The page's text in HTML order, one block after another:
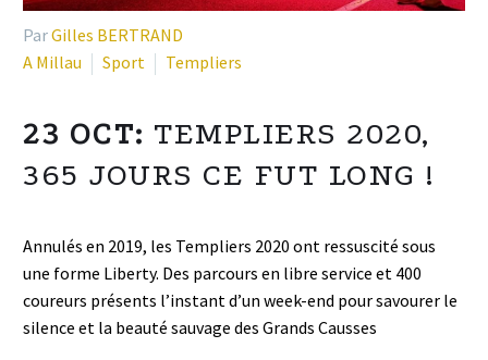
ParGilles BERTRAND
A Millau
Sport Templiers
23 OCT: TEMPLIERS 2020,
365 JOURS CE FUT LONG !
Annulés en 2019, les Templiers 2020 ont ressuscité sous
une forme Liberty. Des parcours en libre service et 400
coureurs présents l’instant d’un week-end pour savourer le
silence et la beauté sauvage des Grands Causses